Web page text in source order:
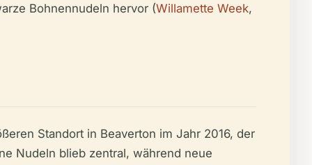
Bohnennudeln hervor (Willamette Week,
Standort in Beaverton im Jahr 2016, der
Nudeln blieb zentral, während neue